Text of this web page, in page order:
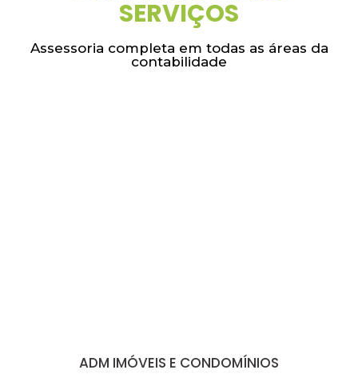
SERVIÇOS
Assessoria completa em todas as áreas da
contabilidade
ADM IMÓVEIS E CONDOMÍNIOS